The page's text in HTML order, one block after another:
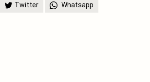
Twitter Whatsapp